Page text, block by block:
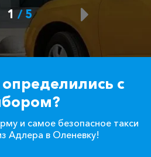
1 /5
с
и самое безопасное такси
Адлера в Оленевку!